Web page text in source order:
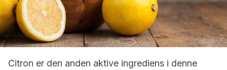
Citron er den anden aktive ingrediens i denne